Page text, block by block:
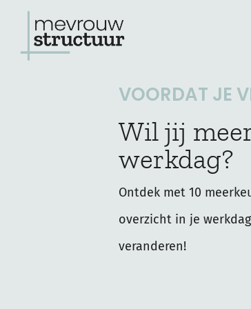
VOORDAT JE
Wil jij
werkdag?
Ontdek met 10
overzicht in je
veranderen!